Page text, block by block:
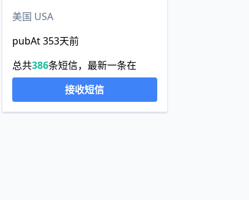
美国 USA
pubAt 353天前
总共386条短信，最新一条在
接收短信